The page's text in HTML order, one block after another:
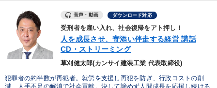
音声・動画 ダウンロード対応
受刑者を雇い入れ、社会復帰をアト押し！
人を成長させ、寄添い伴走する経営 講話
CD・ストリーミング
草刈健太郎(カンサイ建装工業 代表取締役)
犯罪者の約半数が再犯者。就労を支援し再犯を防ぎ、行政コストの削